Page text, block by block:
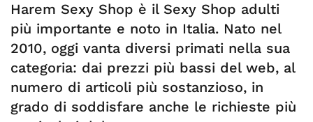
Harem Sexy Shop è il Sexy Shop adulti
più importante e noto in Italia. Nato nel
2010, oggi vanta diversi primati nella sua
categoria: dai prezzi più bassi del web, al
numero di articoli più sostanzioso, in
grado di soddisfare anche le richieste più